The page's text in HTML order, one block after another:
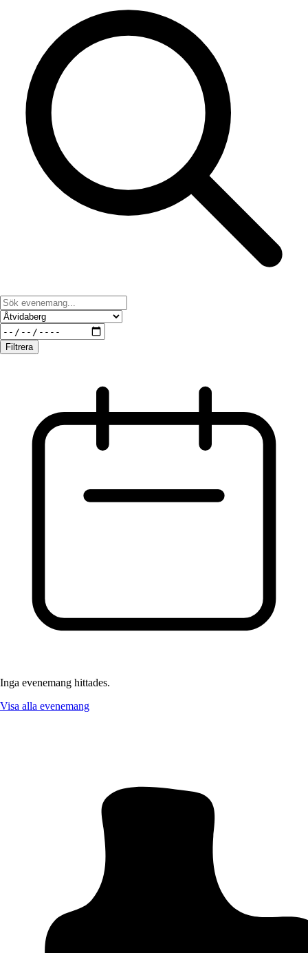
Filtrera
Inga evenemang hittades.
Visa alla evenemang